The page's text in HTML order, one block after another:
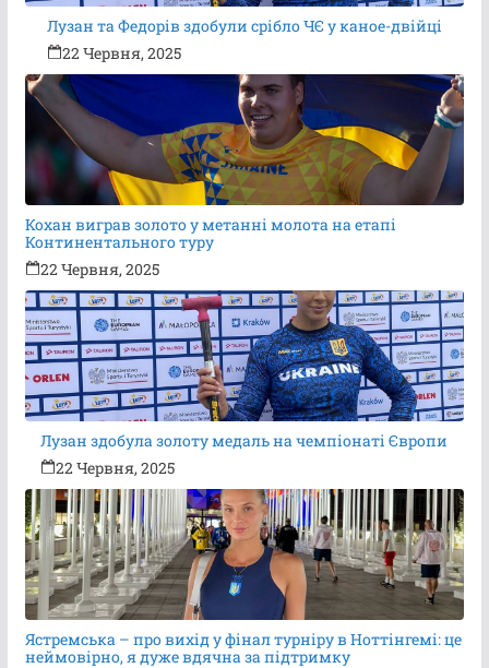
Лузан та Федорів здобули срібло ЧЄ у каное-двійці
22 Червня, 2025
Кохан виграв золото у метанні молота на етапі
Континентального туру
22 Червня, 2025
Лузан здобула золоту медаль на чемпіонаті Європи
22 Червня, 2025
Ястремська – про вихід у фінал турніру в Ноттінгемі: це
неймовірно, я дуже вдячна за підтримку